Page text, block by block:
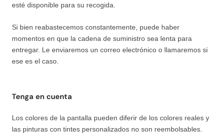
esté disponible para su recogida.
Si bien reabastecemos constantemente, puede haber
momentos en que la cadena de suministro sea lenta para
entregar. Le enviaremos un correo electrónico o llamaremos si
ese es el caso.
Tenga en cuenta
Los colores de la pantalla pueden diferir de los colores reales y
las pinturas con tintes personalizados no son reembolsables.